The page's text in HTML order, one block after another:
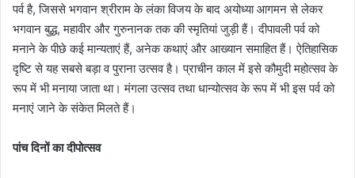
पर्व है, जिससे भगवान श्रीराम के लंका विजय के बाद अयोध्या आगमन से लेकर
भगवान बुद्ध, महावीर और गुरुनानक तक की स्मृतियां जुड़ी हैं। दीपावली पर्व को
मनाने के पीछे कई मान्यताएं हैं, अनेक कथाएं और आख्यान समाहित हैं। ऐतिहासिक
दृष्टि से यह सबसे बड़ा व पुराना उत्सव है। प्राचीन काल में इसे कौमुदी महोत्सव के
रूप में भी मनाया जाता था। मंगला उत्सव तथा धान्योत्सव के रूप में भी इस पर्व को
मनाएं जाने के संकेत मिलते हैं।
पांच दिनों का दीपोत्सव